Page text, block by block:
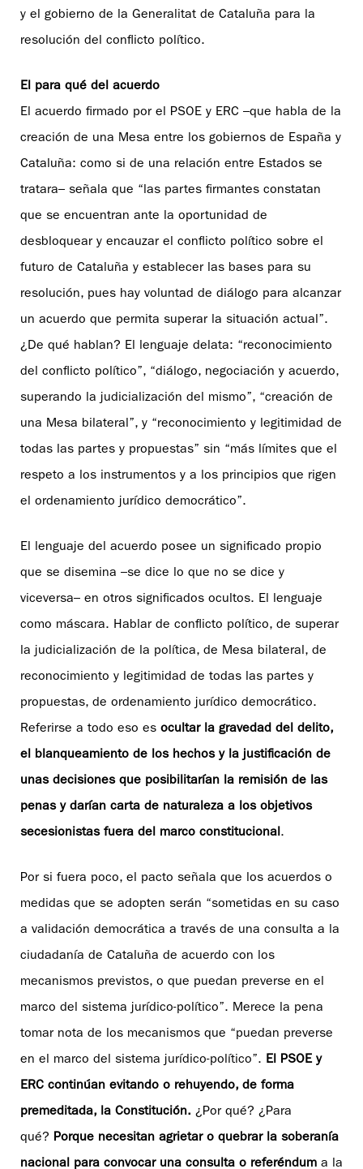
y el gobierno de la Generalitat de Cataluña para la
resolución del conflicto político.
El para qué del acuerdo
El acuerdo firmado por el PSOE y ERC –que habla de la
creación de una Mesa entre los gobiernos de España y
Cataluña: como si de una relación entre Estados se
tratara– señala que “las partes firmantes constatan
que se encuentran ante la oportunidad de
desbloquear y encauzar el conflicto político sobre el
futuro de Cataluña y establecer las bases para su
resolución, pues hay voluntad de diálogo para alcanzar
un acuerdo que permita superar la situación actual”.
¿De qué hablan? El lenguaje delata: “reconocimiento
del conflicto político”, “diálogo, negociación y acuerdo,
superando la judicialización del mismo”, “creación de
una Mesa bilateral”, y “reconocimiento y legitimidad de
todas las partes y propuestas” sin “más límites que el
respeto a los instrumentos y a los principios que rigen
el ordenamiento jurídico democrático”.
El lenguaje del acuerdo posee un significado propio
que se disemina –se dice lo que no se dice y
viceversa– en otros significados ocultos. El lenguaje
como máscara. Hablar de conflicto político, de superar
la judicialización de la política, de Mesa bilateral, de
reconocimiento y legitimidad de todas las partes y
propuestas, de ordenamiento jurídico democrático.
Referirse a todo eso es ocultar la gravedad del delito,
el blanqueamiento de los hechos y la justificación de
unas decisiones que posibilitarían la remisión de las
penas y darían carta de naturaleza a los objetivos
secesionistas fuera del marco constitucional.
Por si fuera poco, el pacto señala que los acuerdos o
medidas que se adopten serán “sometidas en su caso
a validación democrática a través de una consulta a la
ciudadanía de Cataluña de acuerdo con los
mecanismos previstos, o que puedan preverse en el
marco del sistema jurídico-político”. Merece la pena
tomar nota de los mecanismos que “puedan preverse
en el marco del sistema jurídico-político”. El PSOE y
ERC continúan evitando o rehuyendo, de forma
premeditada, la Constitución. ¿Por qué? ¿Para
qué? Porque necesitan agrietar o quebrar la soberanía
nacional para convocar una consulta o referéndum a la